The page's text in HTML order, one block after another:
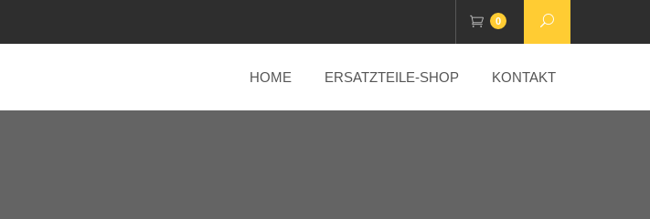
0
HOME ERSATZTEILE-SHOP KONTAKT